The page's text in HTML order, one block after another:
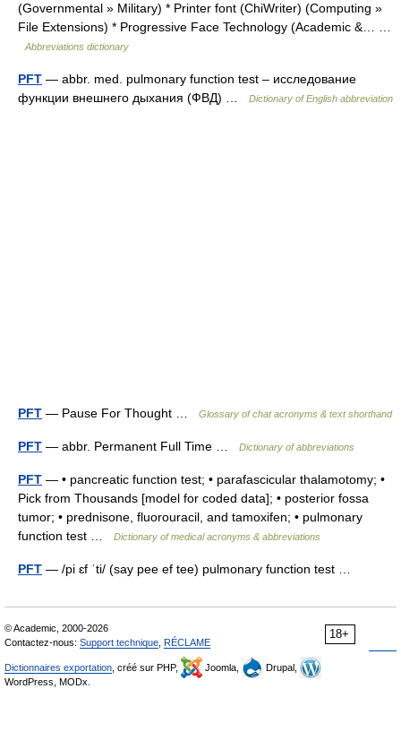
(Governmental » Military) * Printer font (ChiWriter) (Computing »
File Extensions) * Progressive Face Technology (Academic &… …
Abbreviations dictionary
PFT — abbr. med. pulmonary function test – исследование
функции внешнего дыхания (ФВД) …
Dictionary of English abbreviation
PFT — Pause For Thought … Glossary of chat acronyms & text shorthand
PFT — abbr. Permanent Full Time … Dictionary of abbreviations
PFT — • pancreatic function test; • parafascicular thalamotomy; •
Pick from Thousands [model for coded data]; • posterior fossa
tumor; • prednisone, fluorouracil, and tamoxifen; • pulmonary
function test …
Dictionary of medical acronyms & abbreviations
PFT — /pi ɛf ˈti/ (say pee ef tee) pulmonary function test …
18+
© Academic, 2000-2026
Contactez-nous: Support technique RÉCLAME
Dictionnaires exportation , créé sur PHP, Joomla,
Drupal,
WordPress, MODx.